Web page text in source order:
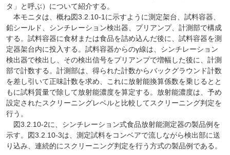
タ」と呼ぶ）について紹介する。
本モニタは、概ね図3.2.10-1に示すように測定架台、試料容器、
鉛シールド、シンチレーション検出器、プリアンプ、計測部で構成
する。試料容器に食材または食品を詰め込んだ後に、試料容器を測
定器架台内に投入する。試料容器からのγ線は、シンチレーション
検出器で検出し、その検出信号をプリアンプで増幅した後に、計測
部で計数する。計測部は、得られた計数からバックグラウンド計数
を差し引いて正味計数を求め、これに放射能換算係数を乗じるとと
もに試料質量で除して放射能濃度を算定する。放射能濃度は、予め
設定されたスクリーニングレベルと比較してスクリーニング判定を
行う。
図3.2.10-2に、シンチレーション式食品放射能測定器の製品例を
示す。図3.2.10-3は、測定試料をコンベアで流しながら検出部に送
り込み、連続的にスクリーニング判定を行う方式の製品例である。